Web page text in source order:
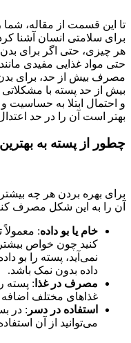
تا این قسمت از مقاله، شما
برای سلامتی انسان آشنا
هر چیزی، حتی اگر برای
حتی مواد غذایی مفیدی
مصرف بیش از حد، برای
بیش از حد پسته با
و احتمال ابتلا به حساسیت
بهتر است آن را در حد
چطور از پسته به
برای بهره بردن هر چه
آن را به این شکل مصرف
خام یا بو داده:
کنید چون خواص
نمی‌آید، پسته را بو
داده بدون نمک باشد.
مصرف در غذا : پسته
غذاهای مختلف اضافه
استفاده در دسر : در
می‌توانید از آن